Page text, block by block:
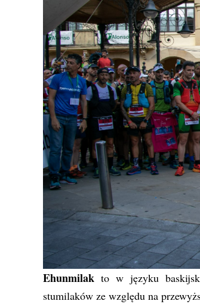
Ehunmilak to w języku
stumilaków ze względu na